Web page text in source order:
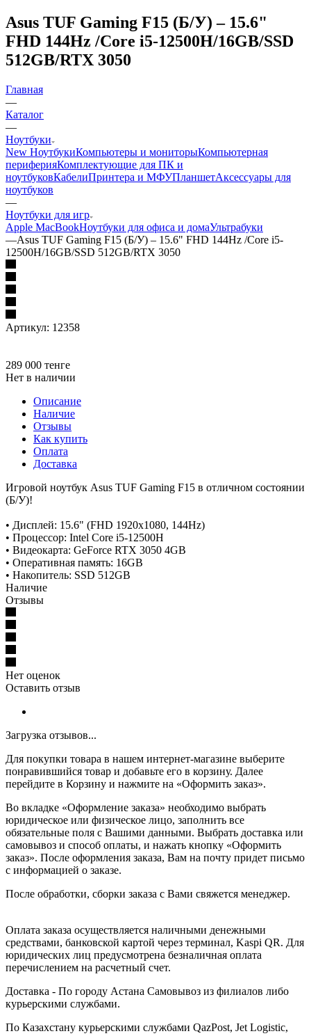
Asus TUF Gaming F15 (Б/У) – 15.6"
FHD 144Hz /Core i5-12500H/16GB/SSD
512GB/RTX 3050
Главная
—
Каталог
—
Ноутбуки
New НоутбукиКомпьютеры и мониторыКомпьютерная
периферияКомплектующие для ПК и
ноутбуковКабелиПринтера и МФУПланшетАксессуары для
ноутбуков
—
Ноутбуки для игр
Apple MacBookНоутбуки для офиса и домаУльтрабуки
—Asus TUF Gaming F15 (Б/У) – 15.6" FHD 144Hz /Core i5-
12500H/16GB/SSD 512GB/RTX 3050
Артикул: 12358
289 000 тенге
Нет в наличии
Описание
Наличие
Отзывы
Как купить
Оплата
Доставка
Игровой ноутбук Asus TUF Gaming F15 в отличном состоянии
(Б/У)!
• Дисплей: 15.6" (FHD 1920x1080, 144Hz)
• Процессор: Intel Core i5-12500H
• Видеокарта: GeForce RTX 3050 4GB
• Оперативная память: 16GB
• Накопитель: SSD 512GB
Наличие
Отзывы
Нет оценок
Оставить отзыв
Загрузка отзывов...
Для покупки товара в нашем интернет-магазине выберите
понравившийся товар и добавьте его в корзину. Далее
перейдите в Корзину и нажмите на «Оформить заказ».
Во вкладке «Оформление заказа» необходимо выбрать
юридическое или физическое лицо, заполнить все
обязательные поля с Вашими данными. Выбрать доставка или
самовывоз и способ оплаты, и нажать кнопку «Оформить
заказ». После оформления заказа, Вам на почту придет письмо
с информацией о заказе.
После обработки, сборки заказа с Вами свяжется менеджер.
Оплата заказа осуществляется наличными денежными
средствами, банковской картой через терминал, Kaspi QR. Для
юридических лиц предусмотрена безналичная оплата
перечислением на расчетный счет.
Доставка - По городу Астана Самовывоз из филиалов либо
курьерскими службами.
По Казахстану курьерскими службами QazPost, Jet Logistic,